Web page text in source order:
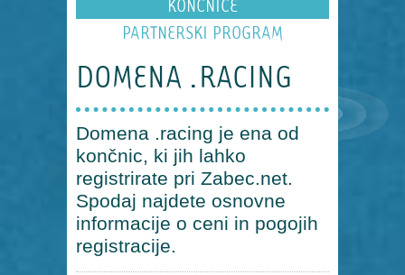
KONČNICE
PARTNERSKI PROGRAM
DOMENA .RACING
Domena .racing je ena od
končnic, ki jih lahko
registrirate pri Zabec.net.
Spodaj najdete osnovne
informacije o ceni in pogojih
registracije.